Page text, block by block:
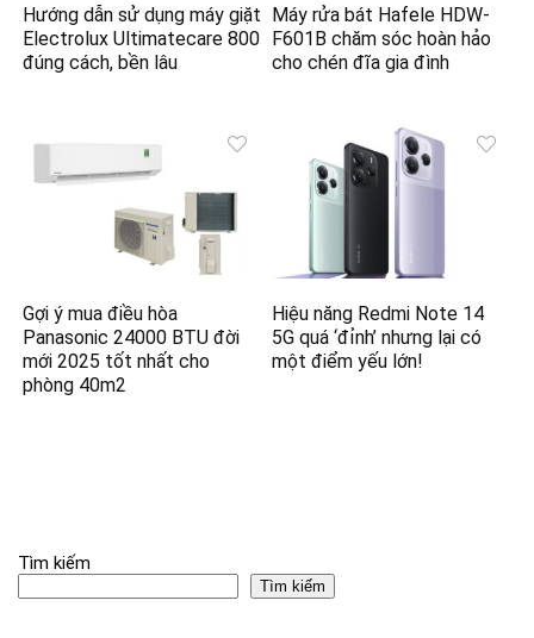
Hướng dẫn sử dụng máy giặt
Electrolux Ultimatecare 800
đúng cách, bền lâu
Máy rửa bát Hafele HDW-
F601B chăm sóc hoàn hảo
cho chén đĩa gia đình
Gợi ý mua điều hòa
Panasonic 24000 BTU đời
mới 2025 tốt nhất cho
phòng 40m2
Hiệu năng Redmi Note 14
5G quá ‘đỉnh’ nhưng lại có
một điểm yếu lớn!
Tìm kiếm
Tìm kiếm